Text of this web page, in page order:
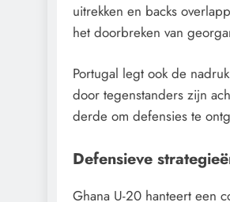
uitrekken en backs
het doorbreken van
Portugal legt ook de
door tegenstanders zijn
derde om defensies te
Defensieve
Ghana U-20 hanteert een